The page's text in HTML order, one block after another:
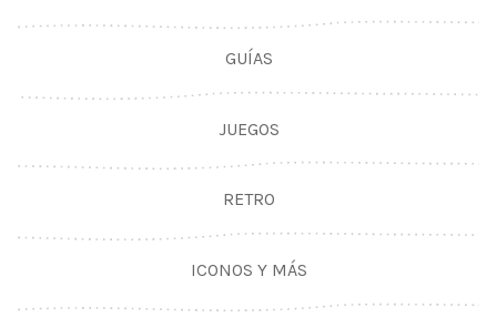
GUÍAS
JUEGOS
RETRO
ICONOS Y MÁS